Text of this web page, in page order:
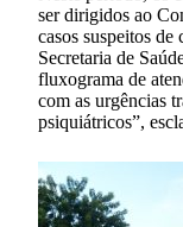
ser dirigidos ao
casos suspeitos
Secretaria de
fluxograma de
com as urgências
psiquiátricos”,